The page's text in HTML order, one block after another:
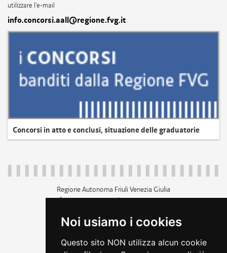
Noi usiamo i cookies
Questo sito NON utilizza alcun cookie
utilizzare l'e-mail
info.concorsi.aall@regione.fvg.it
Concorsi in atto e conclusi, situazione delle graduatorie
Regione Autonoma Friuli Venezia Giulia
c.f. 80014930327; p.iva 00526040324
+39 040 3771111